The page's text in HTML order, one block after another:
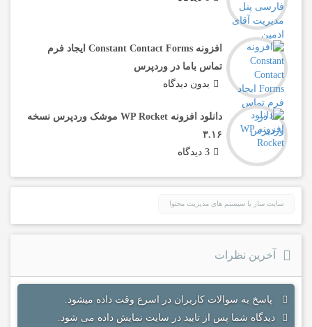
افزونه Constant Contact Forms ایجاد فرم
تماس باما در وردپرس
بدون دیدگاه
دانلود افزونه WP Rocket موشک وردپرس نسخه
۳.۱۶
3 دیدگاه
سایت ساز یا سیستم های مدیریت محتوا
آخرین نظرات
پاسخ به سوالات کاربران در اسرع وقت داده میشود.
دیدگاه شما پس از تایید در سایت نمایش داده می شود.